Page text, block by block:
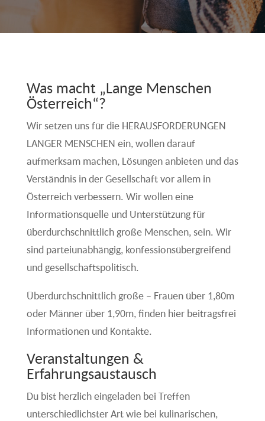
Was macht „Lange Menschen
Österreich“?
Wir setzen uns für die HERAUSFORDERUNGEN
LANGER MENSCHEN ein, wollen darauf
aufmerksam machen, Lösungen anbieten und das
Verständnis in der Gesellschaft vor allem in
Österreich verbessern. Wir wollen eine
Informationsquelle und Unterstützung für
überdurchschnittlich große Menschen, sein. Wir
sind parteiunabhängig, konfessionsübergreifend
und gesellschaftspolitisch.
Überdurchschnittlich große – Frauen über 1,80m
oder Männer über 1,90m, finden hier beitragsfrei
Informationen und Kontakte.
Veranstaltungen &
Erfahrungsaustausch
Du bist herzlich eingeladen bei Treffen
unterschiedlichster Art wie bei kulinarischen,